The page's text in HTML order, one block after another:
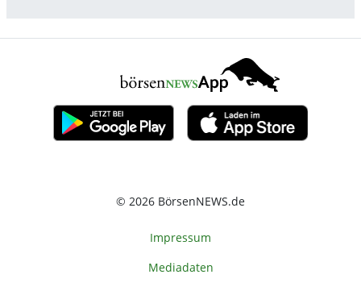
© 2026 BörsenNEWS.de
Impressum
Mediadaten